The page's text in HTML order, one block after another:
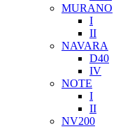
MURANO
I
II
NAVARA
D40
IV
NOTE
I
II
NV200